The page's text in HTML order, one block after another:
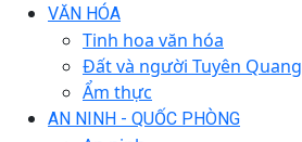
VĂN HÓA
Tinh hoa văn hóa
Đất và người Tuyên Quang
Ẩm thực
AN NINH - QUỐC PHÒNG